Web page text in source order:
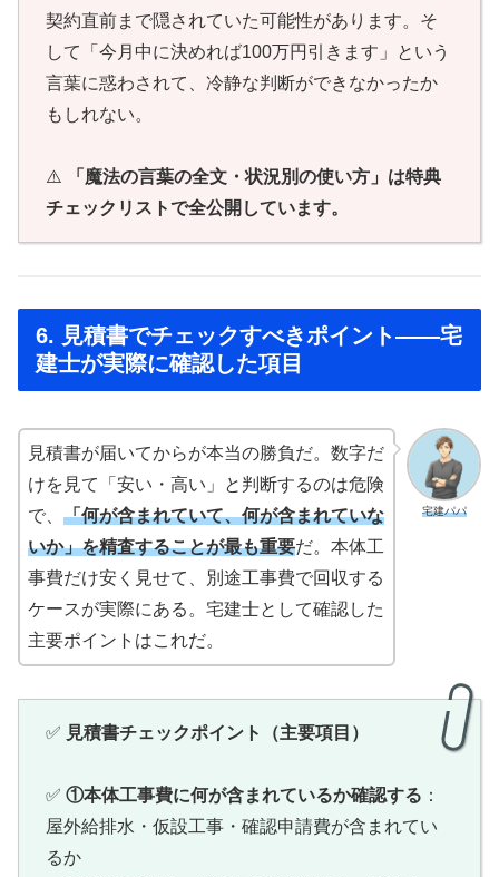
契約直前まで隠されていた可能性があります。そ
して「今月中に決めれば100万円引きます」という
言葉に惑わされて、冷静な判断ができなかったか
もしれない。
⚠️
「魔法の言葉の全文・状況別の使い方」は特典
チェックリストで全公開しています。
6. 見積書でチェックすべきポイント——宅
建士が実際に確認した項目
宅建パパ
見積書が届いてからが本当の勝負だ。数字だ
けを見て「安い・高い」と判断するのは危険
で、 「何が含まれていて、何が含まれていな
いか」を精査することが最も重要だ。本体工
事費だけ安く見せて、別途工事費で回収する
ケースが実際にある。宅建士として確認した
主要ポイントはこれだ。
✅ 見積書チェックポイント（主要項目）
✅ ①本体工事費に何が含まれているか確認する ：
屋外給排水・仮設工事・確認申請費が含まれてい
るか